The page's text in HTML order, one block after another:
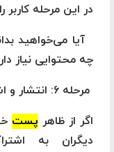
در این مرحله
آیا می‌خواهید
چه محتوایی نیاز
مرحله ۶: انتشار و اشتراک‌گذاری
اگر از ظاهر پست
دیگران به